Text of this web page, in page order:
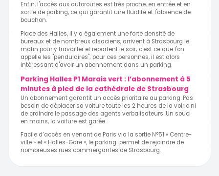
Enfin, l'accès aux autoroutes est très proche, en entrée et en
sortie de parking, ce qui garantit une fluidité et l'absence de
bouchon.
Place des Halles, il y a également une forte densité de
bureaux et de nombreux alsaciens, arrivent à Strasbourg le
matin pour y travailler et repartent le soir; c'est ce que l'on
appelle les "pendulaires"; pour ces personnes, il est alors
intéressant d'avoir un abonnement dans un parking.
Parking Halles P1 Marais vert : l’abonnement à 5
minutes à pied de la cathédrale de Strasbourg
Un abonnement garantit un accès prioritaire au parking. Pas
besoin de déplacer sa voiture toute les 2 heures de la voirie ni
de craindre le passage des agents verbalisateurs. Un souci
en moins, la voiture est garée.
Facile d’accès en venant de Paris via la sortie N°51 « Centre-
ville » et « Halles-Gare », le parking permet de rejoindre de
nombreuses rues commerçantes de Strasbourg.